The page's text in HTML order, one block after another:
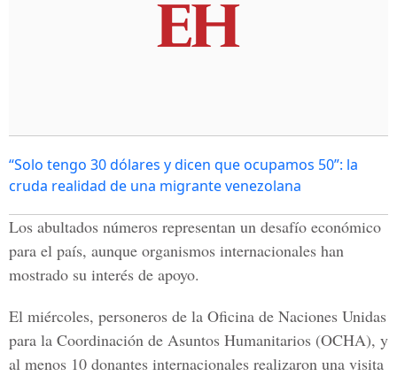
“Solo tengo 30 dólares y dicen que ocupamos 50”: la
cruda realidad de una migrante venezolana
Los abultados números representan un desafío económico
para el país, aunque organismos internacionales han
mostrado su interés de apoyo.
El miércoles, personeros de la Oficina de Naciones Unidas
para la Coordinación de Asuntos Humanitarios (OCHA), y
al menos 10 donantes internacionales realizaron una visita